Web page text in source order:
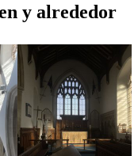
y alrededor